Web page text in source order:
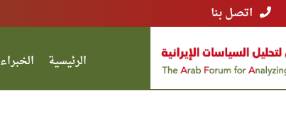
اتصل بنا
الرئيسية الخبراء